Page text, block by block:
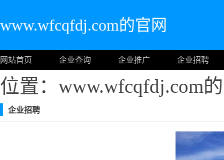
www.wfcqfdj.com的官网
网站首页 企业查询 企业推广 企业招聘
位置：www.wfcqfdj.com
企业招聘